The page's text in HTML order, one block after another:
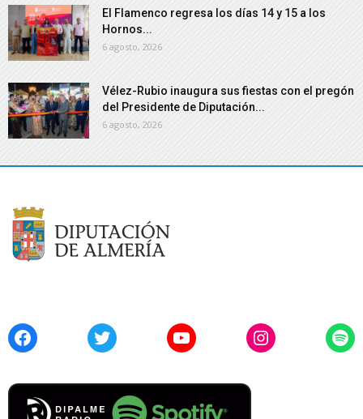
El Flamenco regresa los días 14 y 15 a los
Hornos...
6 agosto, 2026
Vélez-Rubio inaugura sus fiestas con el pregón
del Presidente de Diputación...
6 agosto, 2026
FacebookTwitter YouTubeInstagram